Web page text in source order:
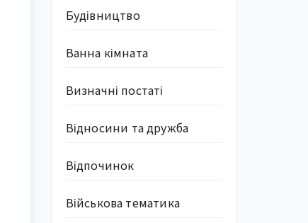
Будівництво
Ванна кімната
Визначні постаті
Відносини та дружба
Відпочинок
Військова тематика